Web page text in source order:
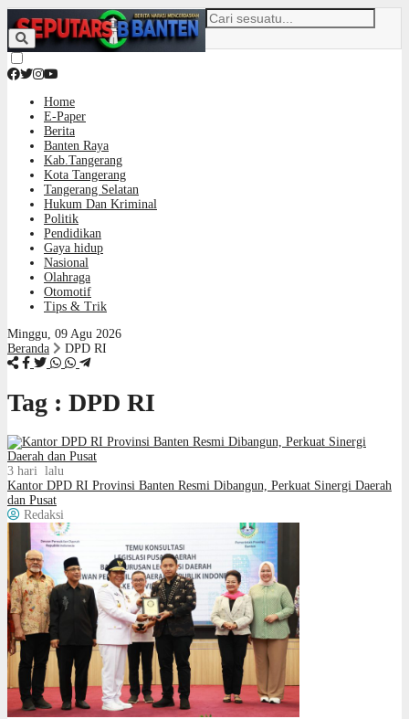
Home
E-Paper
Berita
Banten Raya
Kab.Tangerang
Kota Tangerang
Tangerang Selatan
Hukum Dan Kriminal
Politik
Pendidikan
Gaya hidup
Nasional
Olahraga
Otomotif
Tips & Trik
Minggu, 09 Agu 2026
Beranda
DPD RI
Tag : DPD RI
3 hari lalu
Kantor DPD RI Provinsi Banten Resmi Dibangun, Perkuat Sinergi Daerah
dan Pusat
Redaksi